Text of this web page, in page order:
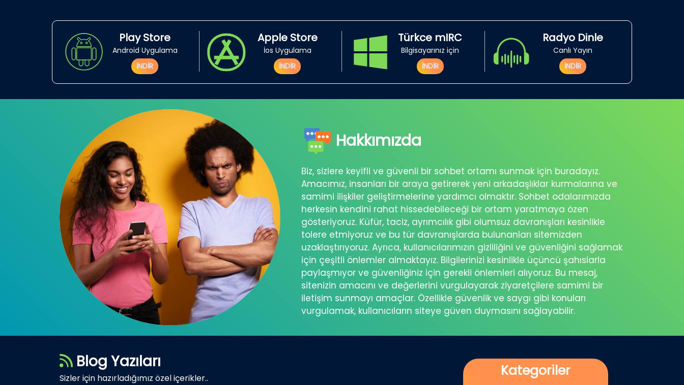
Play Store
Android Uygulama
İNDİR
Apple Store
İos Uygulama
İNDİR
Türkce mIRC
Bilgisayarınız için
İNDİR
Radyo Dinle
Canlı Yayın
İNDİR
Hakkımızda
Biz, sizlere keyifli ve güvenli bir sohbet ortamı sunmak için buradayız.
Amacımız, insanları bir araya getirerek yeni arkadaşlıklar kurmalarına ve
samimi ilişkiler geliştirmelerine yardımcı olmaktır. Sohbet odalarımızda
herkesin kendini rahat hissedebileceği bir ortam yaratmaya özen
gösteriyoruz. Küfür, taciz, ayrımcılık gibi olumsuz davranışları kesinlikle
tolere etmiyoruz ve bu tür davranışlarda bulunanları sitemizden
uzaklaştırıyoruz. Ayrıca, kullanıcılarımızın gizliliğini ve güvenliğini sağlamak
için çeşitli önlemler almaktayız. Bilgilerinizi kesinlikle üçüncü şahıslarla
paylaşmıyor ve güvenliğiniz için gerekli önlemleri alıyoruz. Bu mesaj,
sitenizin amacını ve değerlerini vurgulayarak ziyaretçilere samimi bir
iletişim sunmayı amaçlar. Özellikle güvenlik ve saygı gibi konuları
vurgulamak, kullanıcıların siteye güven duymasını sağlayabilir.
Blog Yazıları
Sizler için hazırladığımız özel içerikler.. Kategoriler